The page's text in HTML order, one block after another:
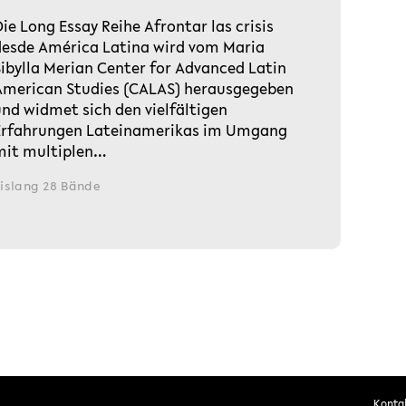
Long Essay Reihe Afrontar las crisis
América Latina wird vom Maria
Merian Center for Advanced Latin
Studies (CALAS) herausgegeben
widmet sich den vielfältigen
Lateinamerikas im Umgang
multiplen…
28 Bände